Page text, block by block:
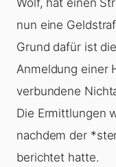
nun eine
Grund dafür ist
Anmeldung einer
verbundene
Die Ermittlungen
nachdem der
berichtet hatte.